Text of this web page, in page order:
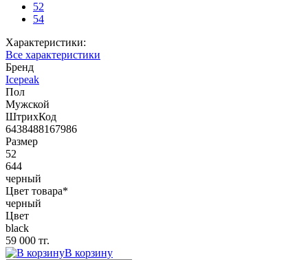
52
54
Характеристики:
Все характеристики
Бренд
Icepeak
Пол
Мужской
ШтрихКод
6438488167986
Размер
52
644
черный
Цвет товара*
черный
Цвет
black
59 000 тг.
В корзину